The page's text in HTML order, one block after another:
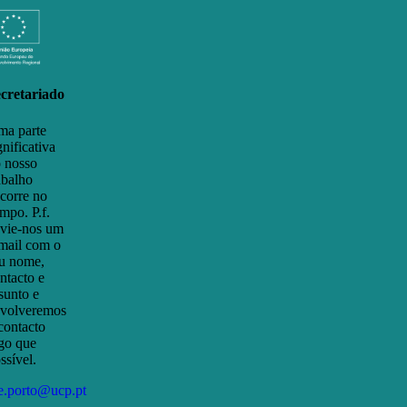
parte
nosso
no
P.f.
nos um
com o
nome,
e
e
que